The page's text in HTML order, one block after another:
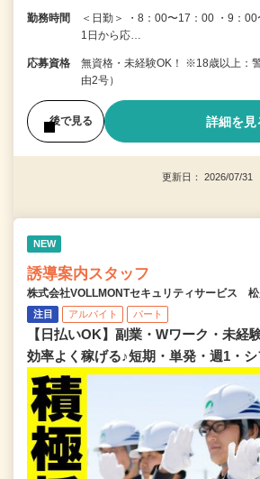
勤務時間
＜日勤＞ ・8：00〜17：00 ・9：
1日から応…
応募資格
無資格・未経験OK！ ※18歳以上：
由2号）
後で見る 詳細を見
更新日： 2026/07/
NEW
誘導案内スタッフ
株式会社VOLLMONTセキュリティサービス 松
注目 アルバイト パート
【日払いOK】副業・Wワーク・未経
効率よく稼げる♪短期・単発・週1・シ